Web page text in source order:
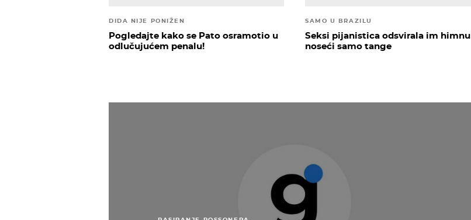
DIDA NIJE PONIŽEN
Pogledajte kako se Pato osramotio u
odlučujućem penalu!
SAMO U BRAZILU
Seksi pijanistica odsvirala im himnu
noseći samo tange